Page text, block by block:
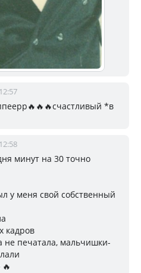
*в
минут на 30 точно
у меня свой собственный
кадров
не печатала, мальчишки-